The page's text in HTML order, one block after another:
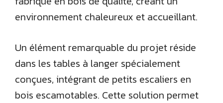
environnement chaleureux et accueillant.
Un élément remarquable du projet réside
dans les tables à langer spécialement
conçues, intégrant de petits escaliers en
bois escamotables. Cette solution permet